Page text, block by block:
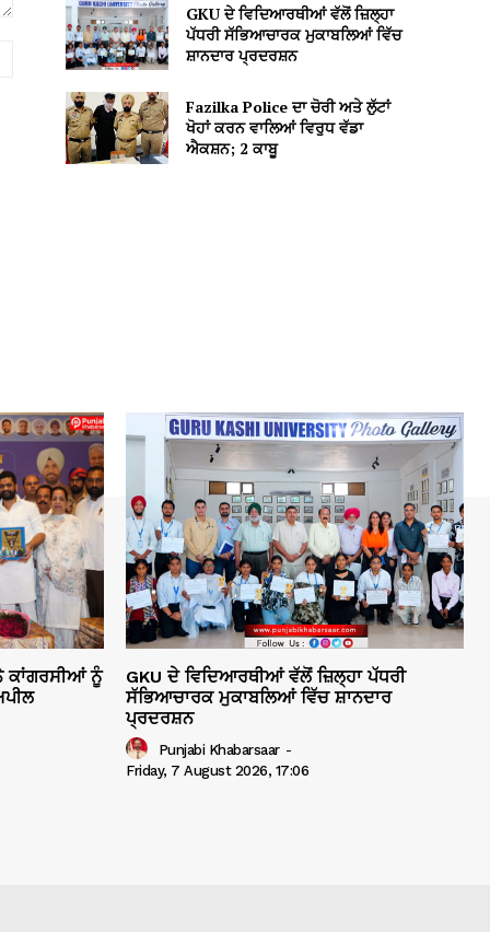
Website:
GKU ਦੇ ਵਿਦਿਆਰਥੀਆਂ ਵੱਲੋਂ ਜ਼ਿਲ੍ਹਾ
ਪੱਧਰੀ ਸੱਭਿਆਚਾਰਕ ਮੁਕਾਬਲਿਆਂ ਵਿੱਚ
ਸ਼ਾਨਦਾਰ ਪ੍ਰਦਰਸ਼ਨ
Fazilka Police ਦਾ ਚੋਰੀ ਅਤੇ ਲੁੱਟਾਂ
ਖੋਹਾਂ ਕਰਨ ਵਾਲਿਆਂ ਵਿਰੁਧ ਵੱਡਾ
ਐਕਸ਼ਨ; 2 ਕਾਬੂ
ਕਾਂਗਰਸੀਆਂ ਨੂੰ
GKU ਦੇ ਵਿਦਿਆਰਥੀਆਂ ਵੱਲੋਂ ਜ਼ਿਲ੍ਹਾ ਪੱਧਰੀ
ਸੱਭਿਆਚਾਰਕ ਮੁਕਾਬਲਿਆਂ ਵਿੱਚ ਸ਼ਾਨਦਾਰ
ਪ੍ਰਦਰਸ਼ਨ
Punjabi Khabarsaar -
Friday, 7 August 2026, 17:06